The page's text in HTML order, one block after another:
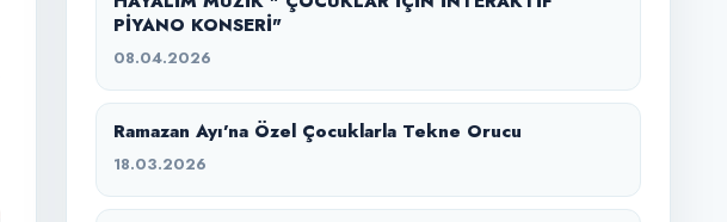
PİYANO KONSERİ"
08.04.2026
Ramazan Ayı’na Özel Çocuklarla Tekne Orucu
18.03.2026